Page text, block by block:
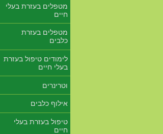
מטפלים בעזרת בעלי
חיים
מטפלים בעזרת
כלבים
לימודים טיפול בעזרת
בעלי חיים
וטרינרים
אילוף כלבים
טיפול בעזרת בעלי
חיים